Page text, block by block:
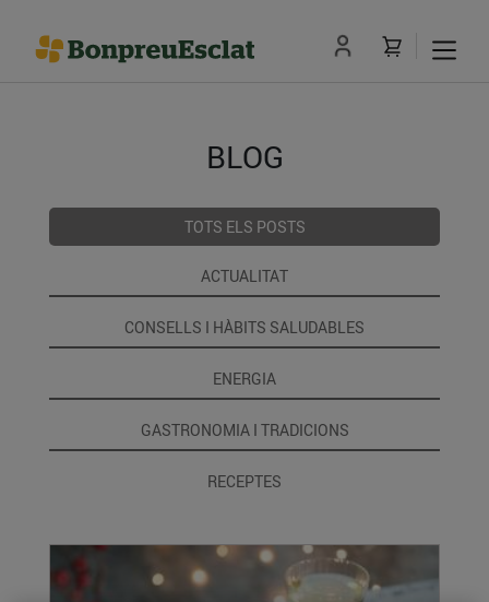
BLOG
TOTS ELS POSTS
ACTUALITAT
CONSELLS I HÀBITS SALUDABLES
ENERGIA
GASTRONOMIA I TRADICIONS
RECEPTES